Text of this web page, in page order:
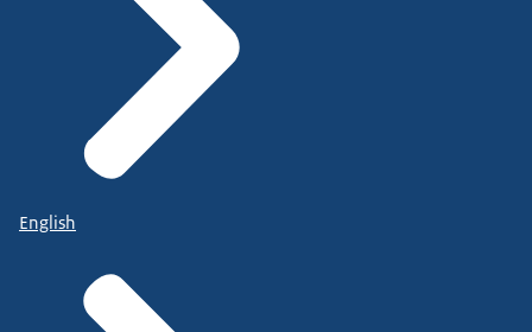
Door te luisteren zijn we zorgvuldig,
daadkrachtig en open over onze afwegingen.
Want iedereen moet kunnen
vertrouwen op rechtvaardigheid.
staan we midden in de maatschappij.
Helpen we allerlei vormen van onrecht
English